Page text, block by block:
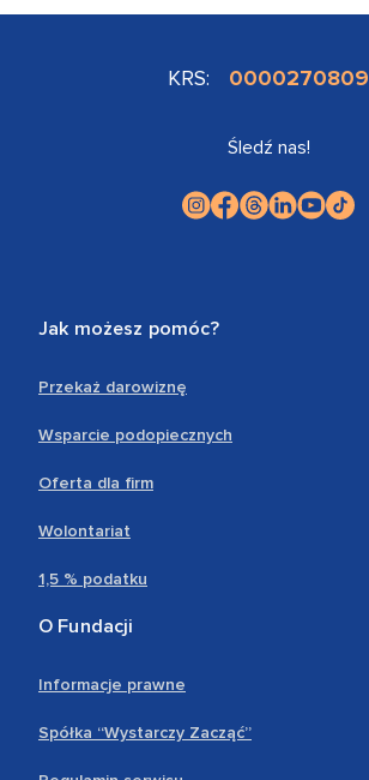
KRS: 0000270809
Śledź nas!
Jak możesz pomóc?
Przekaż darowiznę
Wsparcie podopiecznych
Oferta dla firm
Wolontariat
1,5 % podatku
O Fundacji
Informacje prawne
Spółka “Wystarczy Zacząć”